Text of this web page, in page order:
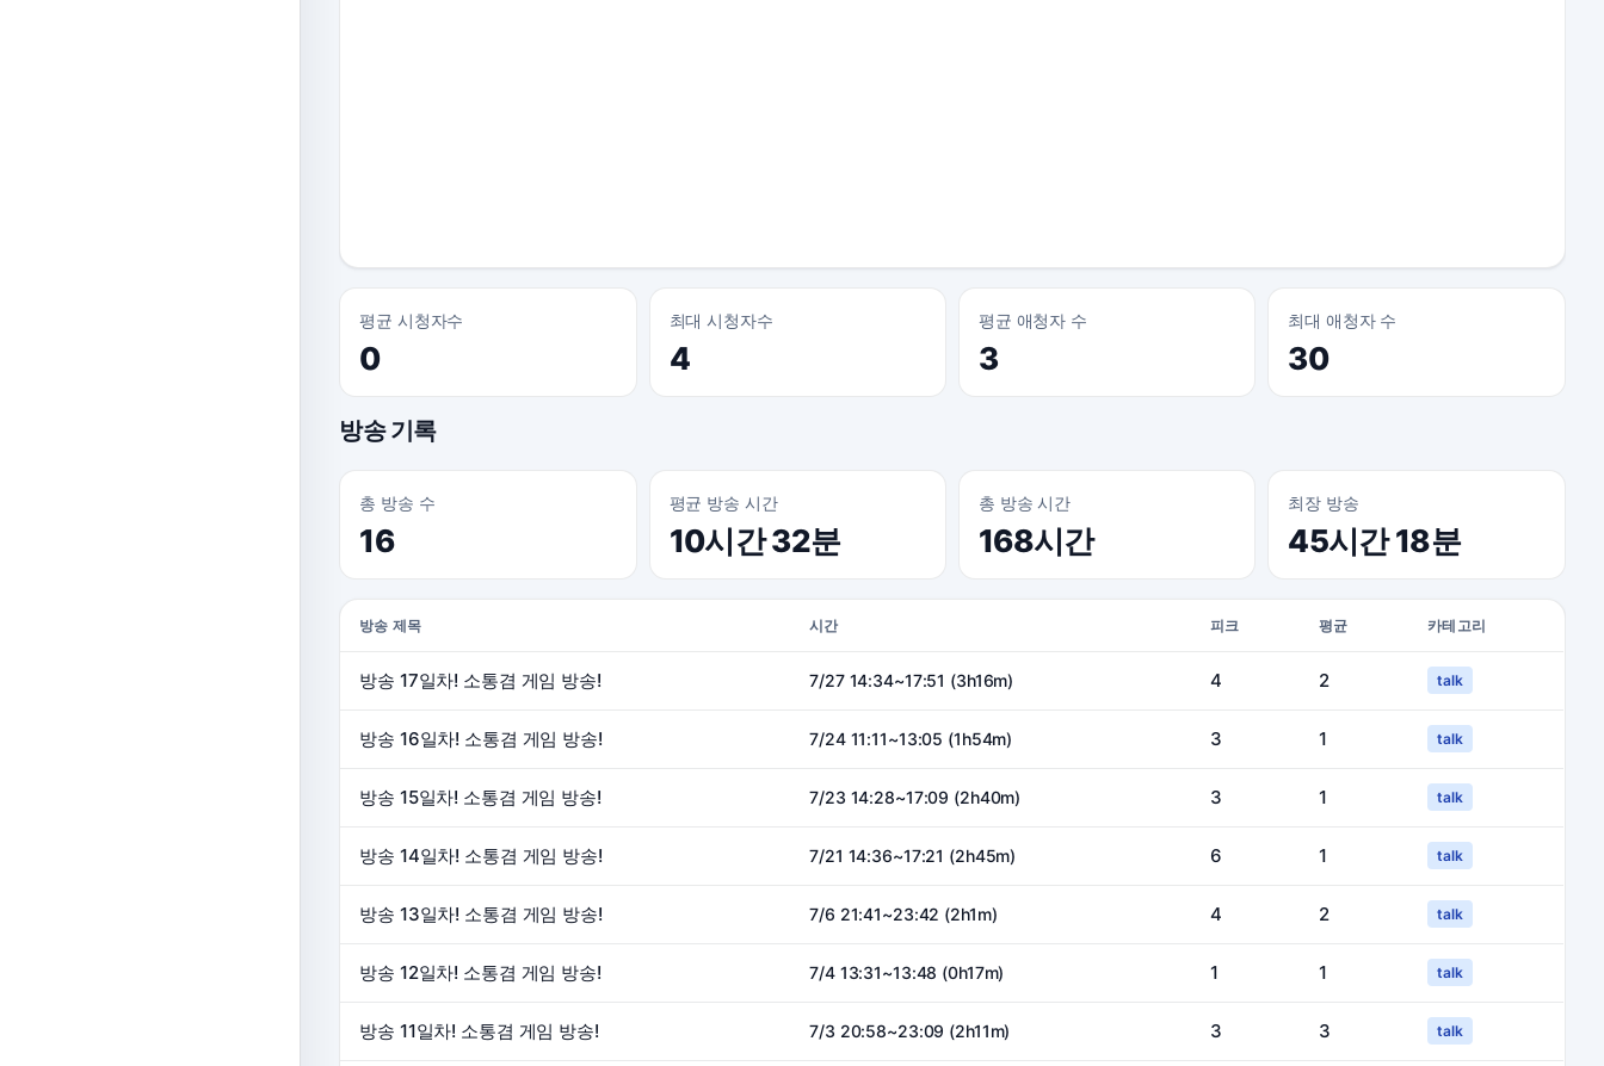
평균 시청자수
0
최대 시청자수
4
평균 애청자 수
3
최대 애청자 수
30
방송 기록
총 방송 수
16
평균 방송 시간
10시간 32분
총 방송 시간
168시간
최장 방송
45시간 18분
방송 제목 시간 피크 평균 카테고리
방송 17일차! 소통겸 게임 방송! 7/27 14:34~17:51 (3h16m) 4 2 talk
방송 16일차! 소통겸 게임 방송! 7/24 11:11~13:05 (1h54m) 3 1 talk
방송 15일차! 소통겸 게임 방송! 7/23 14:28~17:09 (2h40m) 3 1 talk
방송 14일차! 소통겸 게임 방송! 7/21 14:36~17:21 (2h45m) 6 1 talk
방송 13일차! 소통겸 게임 방송! 7/6 21:41~23:42 (2h1m) 4 2 talk
방송 12일차! 소통겸 게임 방송! 7/4 13:31~13:48 (0h17m) 1 1 talk
방송 11일차! 소통겸 게임 방송! 7/3 20:58~23:09 (2h11m) 3 3 talk